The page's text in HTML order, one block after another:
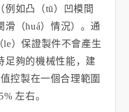
例如凸（tū）凹模間
滑（huá）情況）。通
）保證製件不會產生
足夠的機械性能，建
控製在一個合理範圍
左右。